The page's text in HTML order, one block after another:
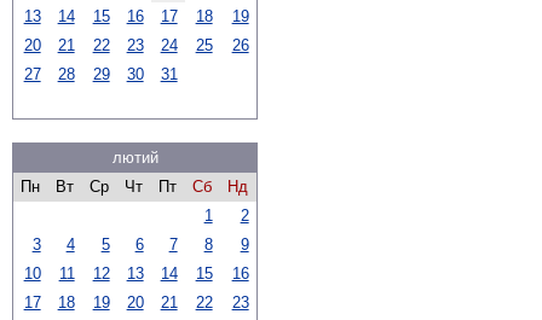
13
14 15 16 17 18
19
20
21 22 23 24 25
26
27
28 29 30 31
лютий
Пн
Вт Ср Чт Пт Сб
Нд
1
2
3
4 5 6 7 8
9
10
11 12 13 14 15
16
17
18 19 20 21 22
23